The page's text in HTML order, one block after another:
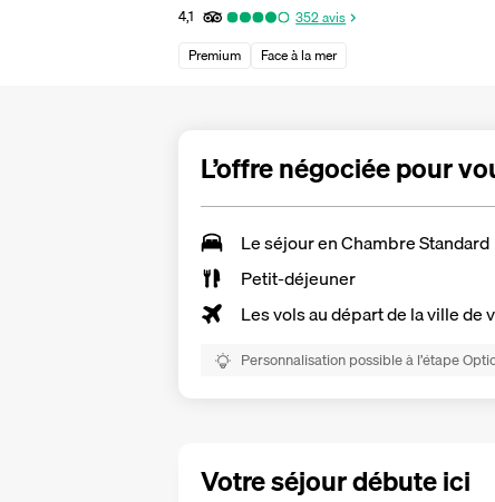
4,1 352avis
Premium
Face à la mer
L’offre négociée pour
Le séjour en Chambre Standard
Petit-déjeuner
Les vols au départ de la ville de
Personnalisation possible à l’étape
Votre séjour débute ici